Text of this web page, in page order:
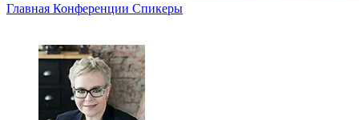
Главная Конференции Спикеры